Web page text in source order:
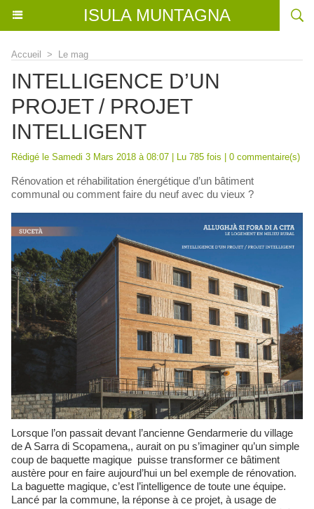
ISULA MUNTAGNA
Accueil > Le mag
INTELLIGENCE D’UN
PROJET / PROJET
INTELLIGENT
Rédigé le Samedi 3 Mars 2018 à 08:07 | Lu 785 fois | 0 commentaire(s)
Rénovation et réhabilitation énergétique d’un bâtiment
communal ou comment faire du neuf avec du vieux ?
Lorsque l’on passait devant l’ancienne Gendarmerie du village
de A Sarra di Scopamena,, aurait on pu s’imaginer qu’un simple
coup de baquette magique puisse transformer ce bâtiment
austère pour en faire aujourd’hui un bel exemple de rénovation.
La baguette magique, c’est l’intelligence de toute une équipe.
Lancé par la commune, la réponse à ce projet, à usage de